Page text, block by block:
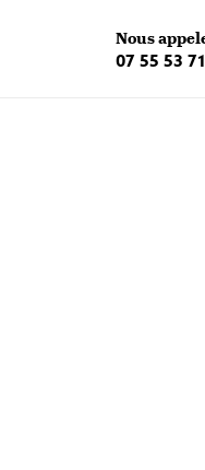
Nous
07 55 53